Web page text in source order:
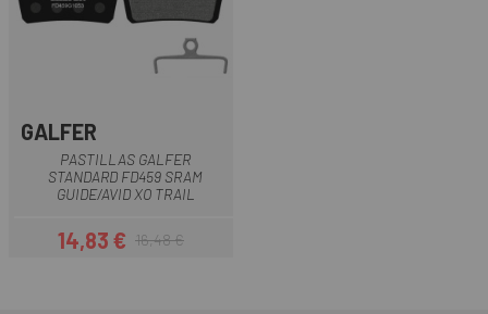
GALFER
PASTILLAS GALFER
STANDARD FD459 SRAM
GUIDE/AVID XO TRAIL
Precio
14,83 €Precio regular
16,48 €